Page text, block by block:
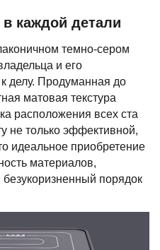
в каждой детали
темно-сером
и его
делу. Продуманная до
матовая текстура
расположения всех ста
не только эффективной,
идеальное приобретение
материалов,
порядок